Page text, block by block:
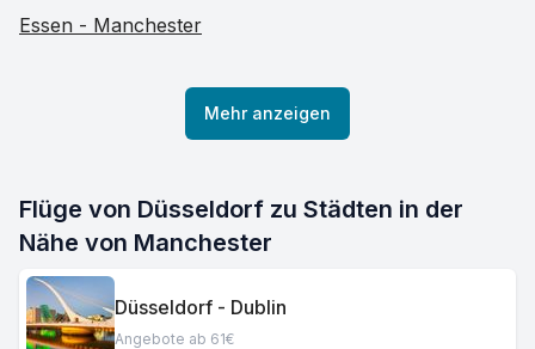
Essen - Manchester
Mehr anzeigen
Flüge von Düsseldorf zu Städten in der
Nähe von Manchester
Düsseldorf - Dublin
Angebote ab 61€